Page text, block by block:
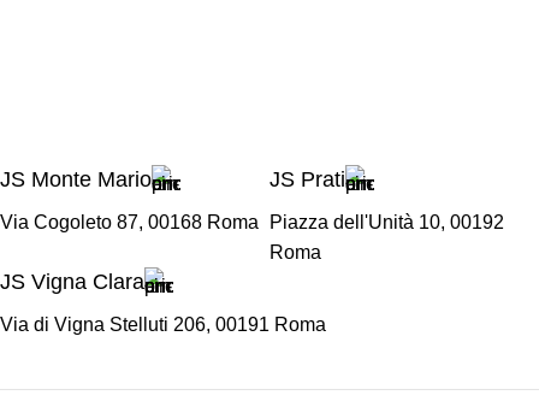
JS Monte Mario
Via Cogoleto 87, 00168 Roma
JS Prati
Piazza dell'Unità 10, 00192
Roma
JS Vigna Clara
Via di Vigna Stelluti 206, 00191 Roma